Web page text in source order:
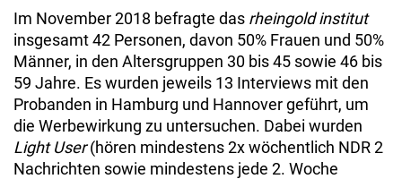
Im November 2018 befragte das rheingold institut
insgesamt 42 Personen, davon 50% Frauen und 50%
Männer, in den Altersgruppen 30 bis 45 sowie 46 bis
59 Jahre. Es wurden jeweils 13 Interviews mit den
Probanden in Hamburg und Hannover geführt, um
die Werbewirkung zu untersuchen. Dabei wurden
Light User(hören mindestens 2x wöchentlich NDR 2
Nachrichten sowie mindestens jede 2. Woche